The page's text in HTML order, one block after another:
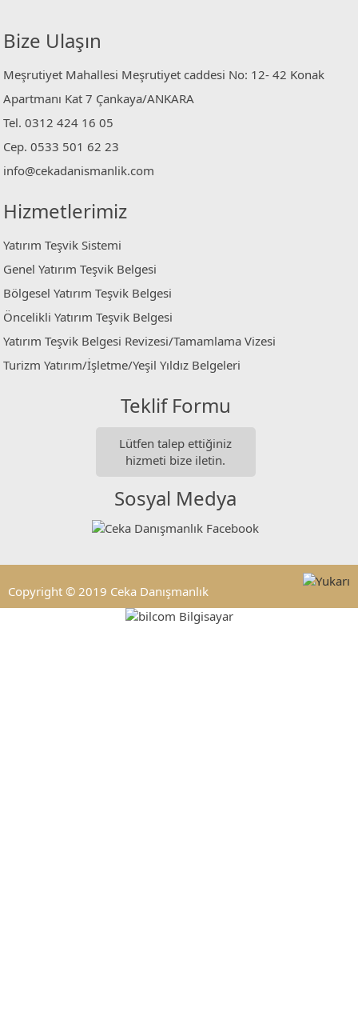
Bize Ulaşın
Meşrutiyet Mahallesi Meşrutiyet caddesi No: 12- 42 Konak
Apartmanı Kat 7 Çankaya/ANKARA
Tel. 0312 424 16 05
Cep. 0533 501 62 23
info@cekadanismanlik.com
Hizmetlerimiz
Yatırım Teşvik Sistemi
Genel Yatırım Teşvik Belgesi
Bölgesel Yatırım Teşvik Belgesi
Öncelikli Yatırım Teşvik Belgesi
Yatırım Teşvik Belgesi Revizesi/Tamamlama Vizesi
Turizm Yatırım/İşletme/Yeşil Yıldız Belgeleri
Teklif Formu
Lütfen talep ettiğiniz
hizmeti bize iletin.
Sosyal Medya
Copyright © 2019 Ceka Danışmanlık